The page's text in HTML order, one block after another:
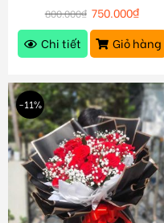
800.000₫ 750.000₫
Chi tiết
Giỏ hàng
-11%